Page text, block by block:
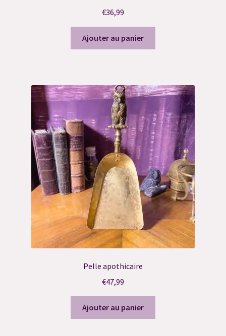
Consultation flash question
Consultation préalable de Dégagement
Contact
Déontologie
FAQ Grimoire
€36,99
Ajouter au panier
Pelle apothicaire
€47,99
Ajouter au panier